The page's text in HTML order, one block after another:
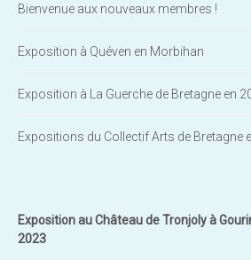
Bienvenue aux nouveaux membres !
Exposition à Quéven en Morbihan
Exposition à La Guerche de Bretagne en
Expositions du Collectif Arts de Bretagne
Exposition au Château de Tronjoly à
2023